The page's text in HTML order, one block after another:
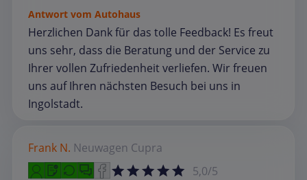
Antwort vom Autohaus
Herzlichen Dank für das tolle Feedback! Es freut
uns sehr, dass die Beratung und der Service zu
Ihrer vollen Zufriedenheit verliefen. Wir freuen
uns auf Ihren nächsten Besuch bei uns in
Ingolstadt.
Frank N. Neuwagen Cupra
5,0/5